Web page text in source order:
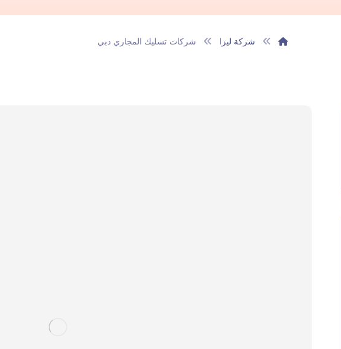
شركة ليزا شركات تسليك المجاري دبي